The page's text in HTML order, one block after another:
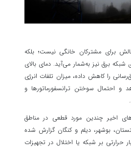
برای مشترکان خانگی نیست؛ بلکه
برق نیز به‌شمار می‌آید. دمای بالای
را کاهش داده، میزان تلفات انرژی
و احتمال سوختن ترانسفورماتورها و
اخیر چندین مورد قطعی در مناطق
بوشهر، دیلم و کنگان گزارش شده
حرارتی بر شبکه یا اختلال در تجهیزات